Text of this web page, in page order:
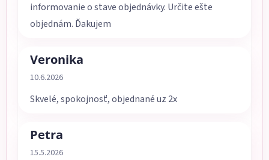
informovanie o stave objednávky. Určite ešte
objednám. Ďakujem
Veronika
Hodnotenie obchodu je 5 z 5 hviezdičiek.
10.6.2026
Skvelé, spokojnosť, objednané uz 2x
Petra
Hodnotenie obchodu je 5 z 5 hviezdičiek.
15.5.2026